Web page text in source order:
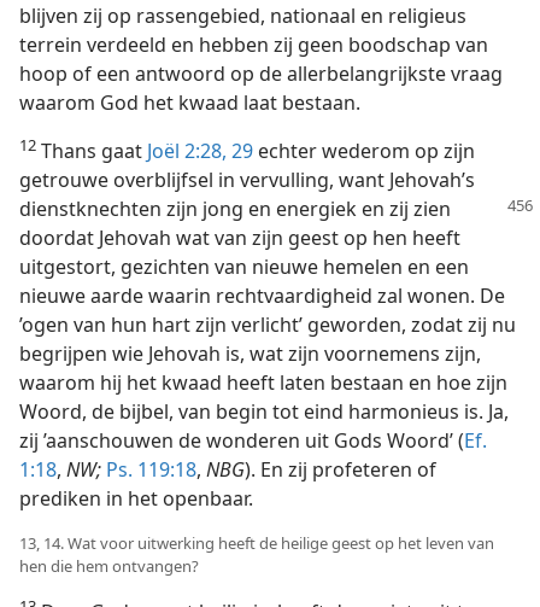
blijven zij op rassengebied, nationaal en religieus
terrein verdeeld en hebben zij geen boodschap van
hoop of een antwoord op de allerbelangrijkste vraag
waarom God het kwaad laat bestaan.
12 Thans gaat Joël 2:28, 29 echter wederom op zijn
getrouwe overblijfsel in vervulling, want Jehovah’s
dienstknechten zijn jong en energiek en zij zien
doordat Jehovah wat van zijn geest op hen heeft
uitgestort, gezichten van nieuwe hemelen en een
nieuwe aarde waarin rechtvaardigheid zal wonen. De
’ogen van hun hart zijn verlicht’ geworden, zodat zij nu
begrijpen wie Jehovah is, wat zijn voornemens zijn,
waarom hij het kwaad heeft laten bestaan en hoe zijn
Woord, de bijbel, van begin tot eind harmonieus is. Ja,
zij ’aanschouwen de wonderen uit Gods Woord’ (Ef.
1:18, NW; Ps. 119:18, NBG). En zij profeteren of
prediken in het openbaar.
13, 14. Wat voor uitwerking heeft de heilige geest op het leven van
hen die hem ontvangen?